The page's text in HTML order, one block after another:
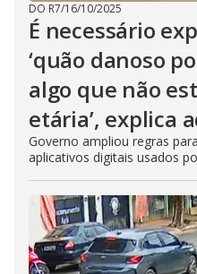
DO R7/16/10/2025
É necessário
‘quão danoso
algo que não
etária’, explica
Governo ampliou regras
aplicativos digitais usados